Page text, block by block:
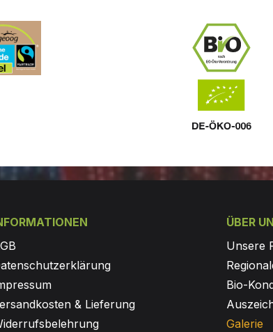
& Lieferung
ÜBER
Unsere
Bio-
Galerie